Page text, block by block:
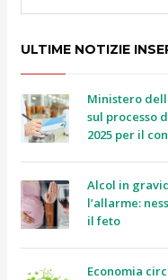
ULTIME NOTIZIE
Ministero
sul processo
2025 per il
Alcol in
l’allarme:
il feto
Economia